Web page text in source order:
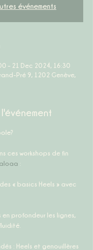
événements
– 21 Dec 2024, 16:30
Pré 9, 1202 Genève,
ces workshops de fin
:
« basics Heels » avec
profondeur les lignes,
: Heels et genouillères